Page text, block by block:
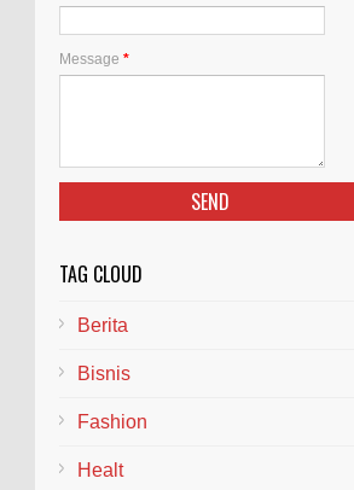
Message *
TAG CLOUD
Berita
Bisnis
Fashion
Healt